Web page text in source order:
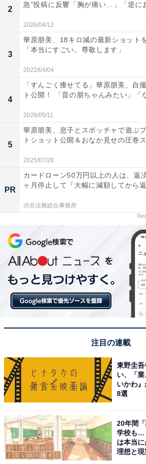
2
急”投稿に反響「胸が痛い…」「逆に
2026/04/12
3
華原朋美、18キロ減の最新ショット
「本当にすごい。尊敬します」
2022/04/04
4
「すんごく痩せてる」華原朋美、自
ト公開！ 「昔の朋ちゃんみたい」「
2026/05/11
5
華原朋美、息子とスポッチャで遊ぶ
トショット公開＆おなか見せの圧巻
2025/07/28
PR
カードローン50万円以上の人は、返
ヶ月停止して『大幅に減額してから
渋谷法務総合事務所
注目の連載
東野圭
い、「
いかわ
8選
20年間
学校も…
は本当
理想と現